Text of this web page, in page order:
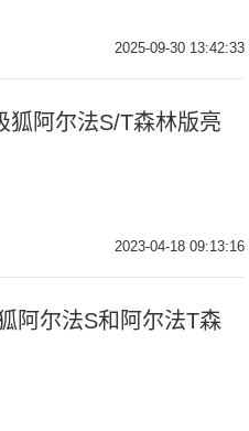
2025-09-30 13:42:33
狐阿尔法S/T森林版亮
2023-04-18 09:13:16
阿尔法S和阿尔法T森